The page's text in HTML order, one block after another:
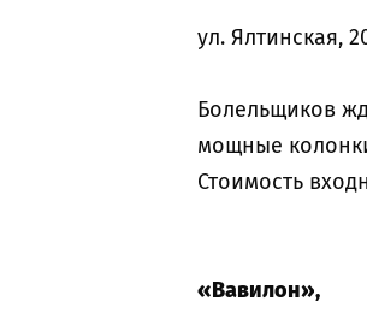
ул. Ялтинская,
Болельщиков
мощные
Стоимость
«Вавилон»,